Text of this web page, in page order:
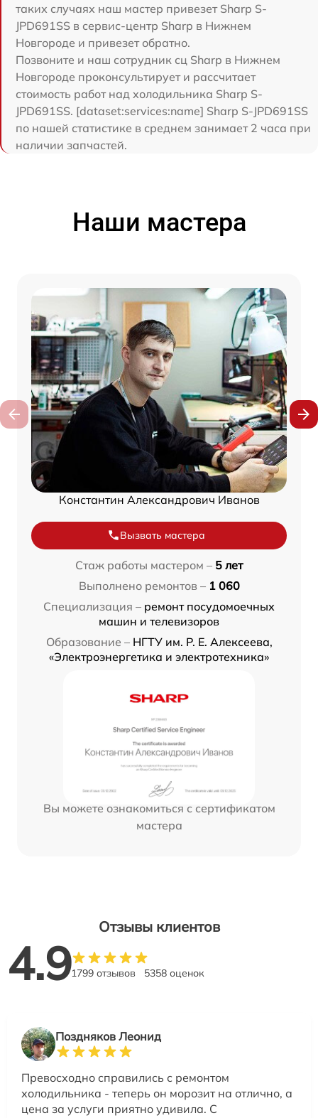
таких случаях наш мастер привезет Sharp S-
JPD691SS в сервис-центр Sharp в Нижнем
Новгороде и привезет обратно.
Позвоните и наш сотрудник сц Sharp в Нижнем
Новгороде проконсультирует и рассчитает
стоимость работ над холодильника Sharp S-
JPD691SS. [dataset:services:name] Sharp S-JPD691SS
по нашей статистике в среднем занимает 2 часа при
наличии запчастей.
Наши мастера
Константин Александрович Иванов
Вызвать мастера
Стаж работы мастером – 5 лет
Выполнено ремонтов – 1 060
Специализация – ремонт посудомоечных
машин и телевизоров
Образование – НГТУ им. Р. Е. Алексеева,
«Электроэнергетика и электротехника»
Вы можете ознакомиться с сертификатом
мастера
Отзывы клиентов
4.91799 отзывов 5358 оценок
Поздняков Леонид
Превосходно справились с ремонтом
холодильника - теперь он морозит на отлично, а
цена за услуги приятно удивила. С